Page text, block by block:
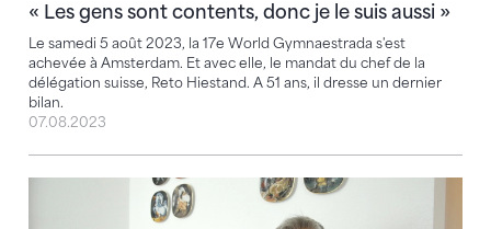
« Les gens sont contents, donc je le suis aussi »
Le samedi 5 août 2023, la 17e World Gymnaestrada s'est
achevée à Amsterdam. Et avec elle, le mandat du chef de la
délégation suisse, Reto Hiestand. A 51 ans, il dresse un dernier
bilan.
07.08.2023
La gymnastique préserve la jeunesse : Erminio